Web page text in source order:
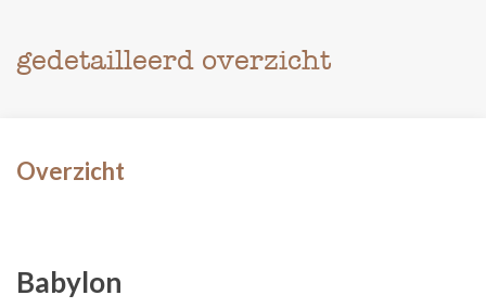
gedetailleerd overzicht
Overzicht
Babylon